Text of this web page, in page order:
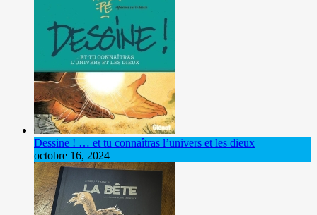
Dessine ! … et tu connaîtras l’univers et les dieux
octobre 16, 2024